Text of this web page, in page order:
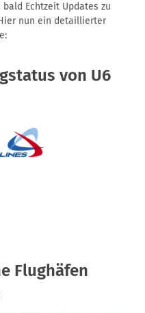
Echtzeit Updates zu
nun ein detaillierter
von U6
Flughäfen